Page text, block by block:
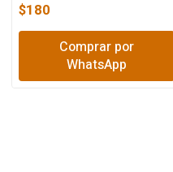
$180
Comprar por
WhatsApp